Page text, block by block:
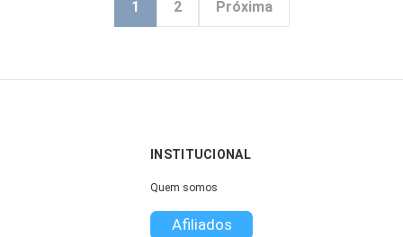
1 2 Próxima
INSTITUCIONAL
Quem somos
Afiliados